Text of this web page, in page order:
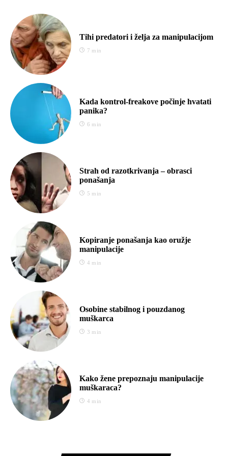
Tihi predatori i želja za manipulacijom
7 min
Kada kontrol-freakove počinje hvatati
panika?
6 min
Strah od razotkrivanja – obrasci
ponašanja
5 min
Kopiranje ponašanja kao oružje
manipulacije
4 min
Osobine stabilnog i pouzdanog
muškarca
3 min
Kako žene prepoznaju manipulacije
muškaraca?
4 min